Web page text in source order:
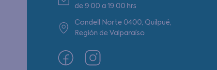
de 9:00 a 19:00 hrs
Condell Norte 0400, Quilpué,
Región de Valparaíso